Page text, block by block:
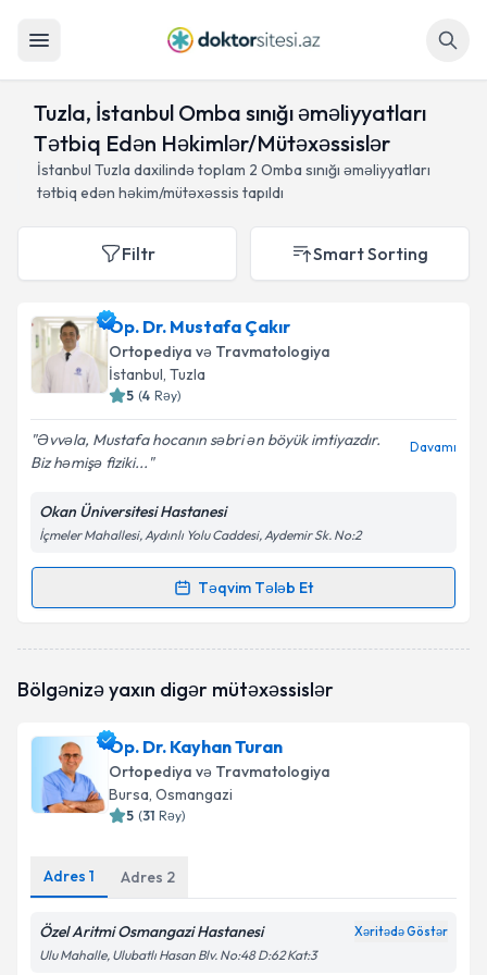
Tuzla, İstanbul Omba sınığı əməliyyatları
Tətbiq Edən Həkimlər/Mütəxəssislər
İstanbul Tuzla daxilində toplam 2 Omba sınığı əməliyyatları
tətbiq edən həkim/mütəxəssis tapıldı
Filtr Smart Sorting
Op. Dr. Mustafa Çakır
Ortopediya və Travmatologiya
İstanbul, Tuzla
5 (4 Rəy)
Əvvəla, Mustafa hocanın səbri ən böyük imtiyazdır.
Biz həmişə fiziki...
Davamı
Okan Üniversitesi Hastanesi
İçmeler Mahallesi, Aydınlı Yolu Caddesi, Aydemir Sk. No:2
Təqvim Tələb Et
Randevu Təqvimi Tələbi
tələbi yaradın. Bu mütəxəssisdən randevu ala
məlumatlandırılacaqsınız.
E-poçt Ünvanınız
Şəxsi məlumatlarımın emal edilməsinə dair
məlumatlarımın göstərilən çərçivədə emal
edilməsinə razılıq verirəm.
Bölgənizə yaxın digər mütəxəssislər
Op. Dr. Kayhan Turan
Ortopediya və Travmatologiya
Bursa, Osmangazi
5 (31 Rəy)
Adres 1 Adres 2
Özel Aritmi Osmangazi Hastanesi Xəritədə Göstər
Ulu Mahalle, Ulubatlı Hasan Blv. No:48 D:62 Kat:3